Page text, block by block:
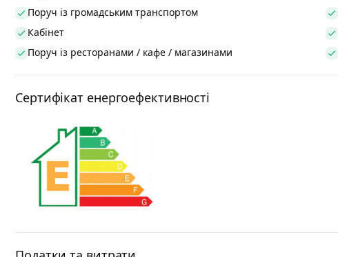
Поруч із громадським транспортом
Кабінет
Поруч із ресторанами / кафе / магазинами
Сертифікат енергоефективності